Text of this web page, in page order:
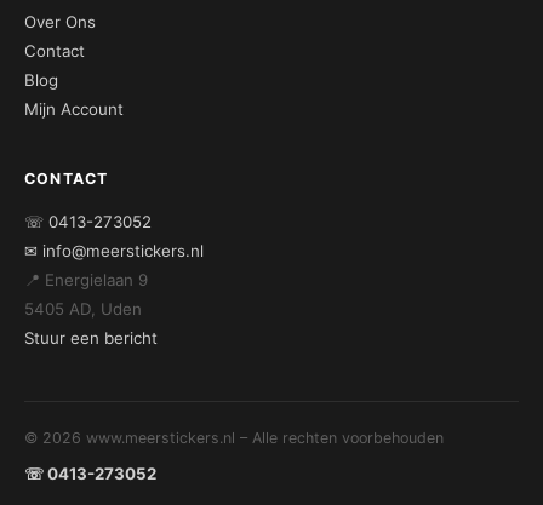
Over Ons
Contact
Blog
Mijn Account
CONTACT
☏ 0413-273052
✉ info@meerstickers.nl
📍 Energielaan 9
5405 AD, Uden
Stuur een bericht
© 2026 www.meerstickers.nl – Alle rechten voorbehouden
☏ 0413-273052